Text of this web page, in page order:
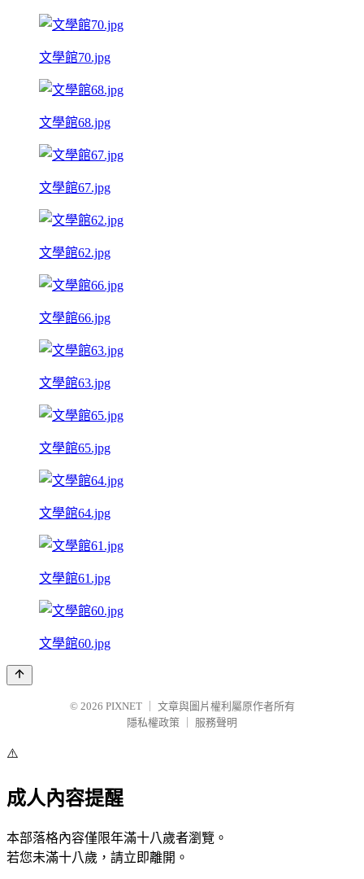
文學館70.jpg
文學館68.jpg
文學館67.jpg
文學館62.jpg
文學館66.jpg
文學館63.jpg
文學館65.jpg
文學館64.jpg
文學館61.jpg
文學館60.jpg
© 2026 PIXNET
文章與圖片權利屬原作者所有
隱私權政策
服務聲明
⚠️
成人內容提醒
本部落格內容僅限年滿十八歲者瀏覽。
若您未滿十八歲，請立即離開。